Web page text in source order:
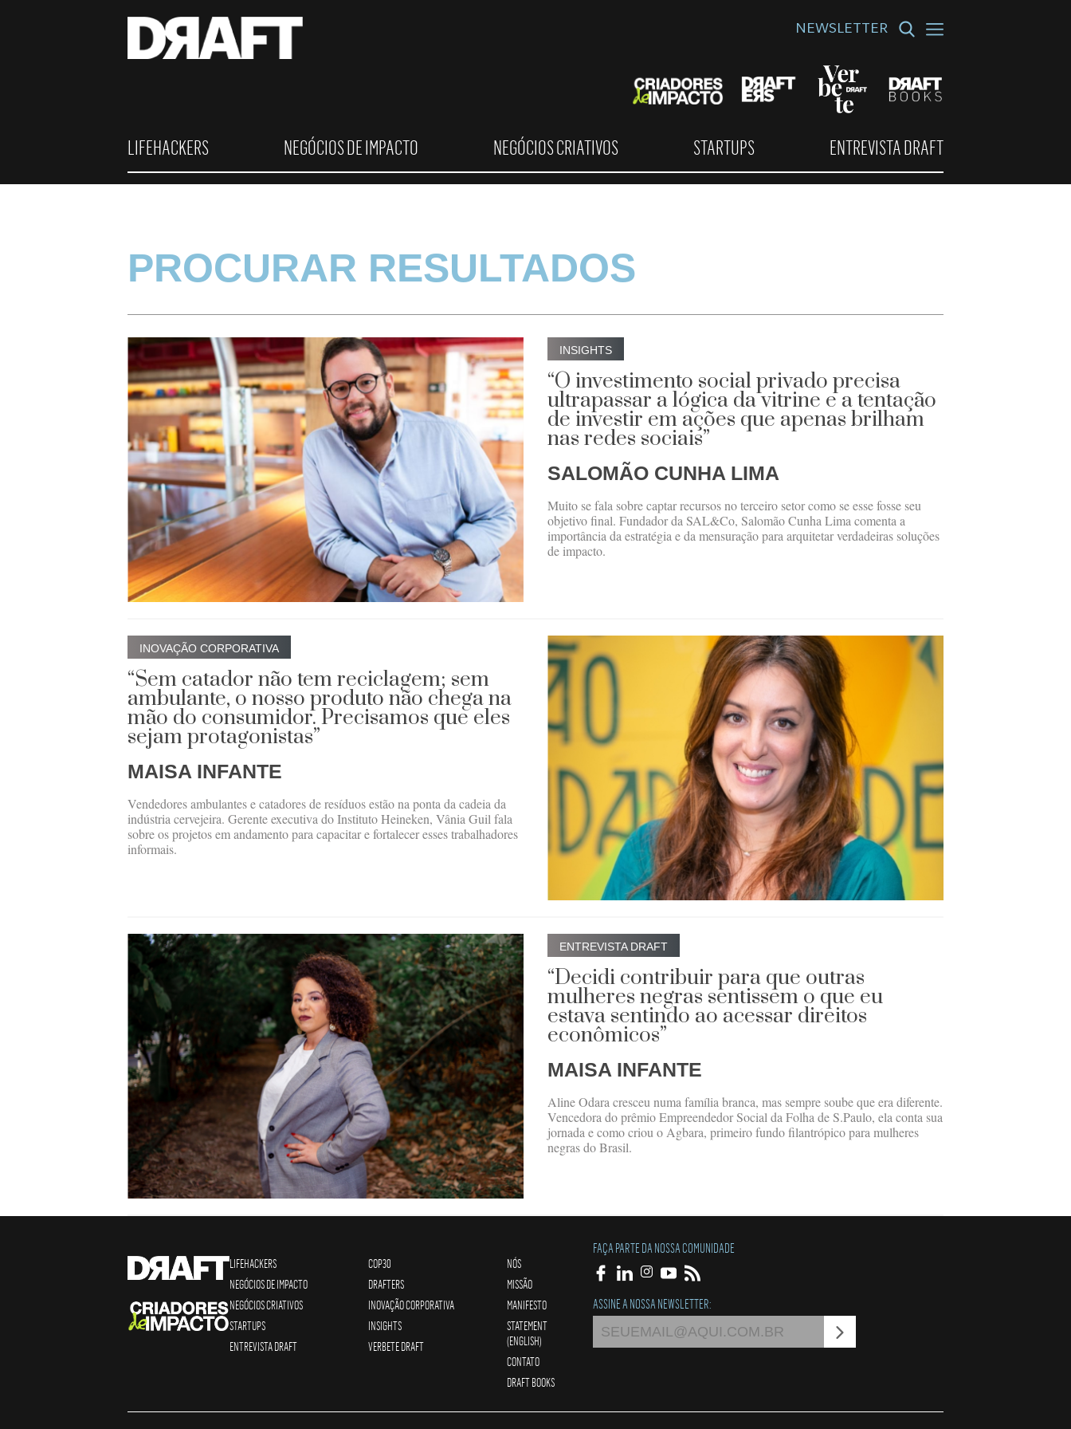
NEWSLETTER
LIFEHACKERS NEGÓCIOS DE IMPACTO NEGÓCIOS CRIATIVOS STARTUPS ENTREVISTA DRAFT
PROCURAR RESULTADOS
INSIGHTS
“O investimento social privado precisa
ultrapassar a lógica da vitrine e a tentação
de investir em ações que apenas brilham
nas redes sociais”
SALOMÃO CUNHA LIMA
Muito se fala sobre captar recursos no terceiro setor como se esse fosse seu
objetivo final. Fundador da SAL&Co, Salomão Cunha Lima comenta a
importância da estratégia e da mensuração para arquitetar verdadeiras soluções
de impacto.
INOVAÇÃO CORPORATIVA
“Sem catador não tem reciclagem; sem
ambulante, o nosso produto não chega na
mão do consumidor. Precisamos que eles
sejam protagonistas”
MAISA INFANTE
Vendedores ambulantes e catadores de resíduos estão na ponta da cadeia da
indústria cervejeira. Gerente executiva do Instituto Heineken, Vânia Guil fala
sobre os projetos em andamento para capacitar e fortalecer esses trabalhadores
informais.
ENTREVISTA DRAFT
“Decidi contribuir para que outras
mulheres negras sentissem o que eu
estava sentindo ao acessar direitos
econômicos”
MAISA INFANTE
Aline Odara cresceu numa família branca, mas sempre soube que era diferente.
Vencedora do prêmio Empreendedor Social da Folha de S.Paulo, ela conta sua
jornada e como criou o Agbara, primeiro fundo filantrópico para mulheres
negras do Brasil.
LIFEHACKERS
NEGÓCIOS DE IMPACTO
NEGÓCIOS CRIATIVOS
STARTUPS
ENTREVISTA DRAFT
COP30
DRAFTERS
INOVAÇÃO CORPORATIVA
INSIGHTS
VERBETE DRAFT
NÓS
MISSÃO
MANIFESTO
STATEMENT
(ENGLISH)
CONTATO
DRAFT BOOKS
FAÇA PARTE DA NOSSA COMUNIDADE
ASSINE A NOSSA NEWSLETTER: